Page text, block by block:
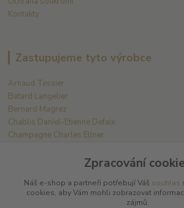
Kontakty
Zastupujeme tyto výrobce
Arnaud Tessier
Batard Langelier
Bernard Magrez
Chablis Daniel-Etienne Defaix
Champagne Charles Ellner
Zobrazit další výrobce →Zpracování
Náš e-shop a partneři potřebují Váš souhlas
cookies, aby Vám mohli zobrazovat
zájmů.